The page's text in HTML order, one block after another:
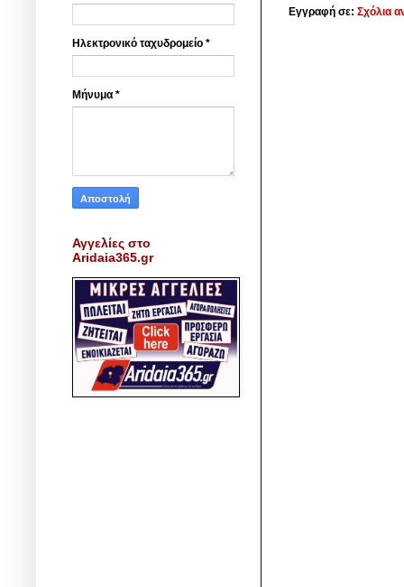
Εγγραφή σε: Σχόλια
Ηλεκτρονικό ταχυδρομείο *
Μήνυμα *
Αγγελίες στο
Aridaia365.gr